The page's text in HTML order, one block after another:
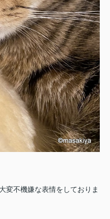
変不機嫌な表情をしておりま